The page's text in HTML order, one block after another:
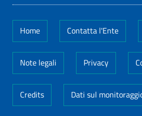
Home Contatta l'Ente
Note legali Privacy
Credits Dati sul